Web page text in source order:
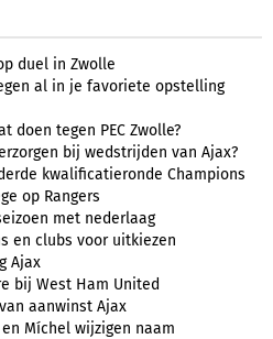
duel in Zwolle
al in je favoriete opstelling
doen tegen PEC Zwolle?
bij wedstrijden van Ajax?
kwalificatieronde Champions
op Rangers
met nederlaag
en clubs voor uitkiezen
Ajax
bij West Ham United
aanwinst Ajax
Míchel wijzigen naam